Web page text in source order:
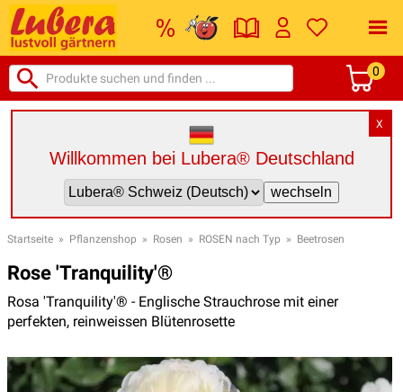
0
X
Willkommen bei Lubera® Deutschland
Startseite » Pflanzenshop » Rosen » ROSEN nach Typ » Beetrosen
Rose 'Tranquility'®
Rosa 'Tranquility'® - Englische Strauchrose mit einer
perfekten, reinweissen Blütenrosette